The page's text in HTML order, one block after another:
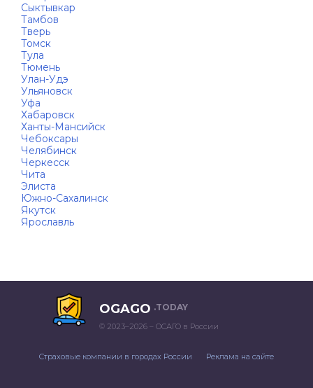
Сыктывкар
Тамбов
Тверь
Томск
Тула
Тюмень
Улан-Удэ
Ульяновск
Уфа
Хабаровск
Ханты-Мансийск
Чебоксары
Челябинск
Черкесск
Чита
Элиста
Южно-Сахалинск
Якутск
Ярославль
OGAGO .TODAY
© 2023–2026 – ОСАГО в России
Страховые компании в городах России Реклама на сайте